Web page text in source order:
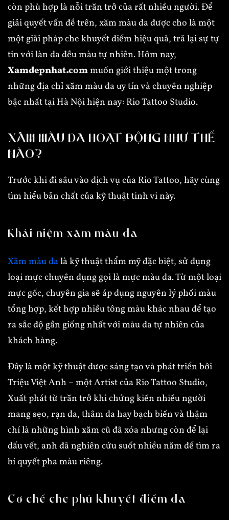
còn phù hợp là nỗi trăn trở của rất nhiều người. Để
giải quyết vấn đề trên, xăm màu da được cho là một
một giải pháp che khuyết điểm hiệu quả, trả lại sự tự
tin với làn da đều màu tự nhiên. Hôm nay,
Xamdepnhat.commuốn giới thiệu một trong
những địa chỉ xăm màu da uy tín và chuyên nghiệp
bậc nhất tại Hà Nội hiện nay: Rio Tattoo Studio.
XĂM MÀU DA HOẠT ĐỘNG NHƯ THẾ
NÀO?
Trước khi đi sâu vào dịch vụ của Rio Tattoo, hãy cùng
tìm hiểu bản chất của kỹ thuật tinh vi này.
Khái niệm xăm màu da
Xăm màu dalà kỹ thuật thẩm mỹ đặc biệt, sử dụng
loại mực chuyên dụng gọi là mực màu da. Từ một loại
mực gốc, chuyên gia sẽ áp dụng nguyên lý phối màu
tổng hợp, kết hợp nhiều tông màu khác nhau để tạo
ra sắc độ gần giống nhất với màu da tự nhiên của
khách hàng.
Đây là một kỹ thuật được sáng tạo và phát triển bởi
Triệu Việt Anh – một Artist của Rio Tattoo Studio,
Xuất phát từ trăn trở khi chứng kiến nhiều người
mang sẹo, rạn da, thâm da hay bạch biến và thậm
chí là những hình xăm cũ đã xóa nhưng còn để lại
dấu vết, anh đã nghiên cứu suốt nhiều năm để tìm ra
bí quyết pha màu riêng.
Cơ chế che phủ khuyết điểm da